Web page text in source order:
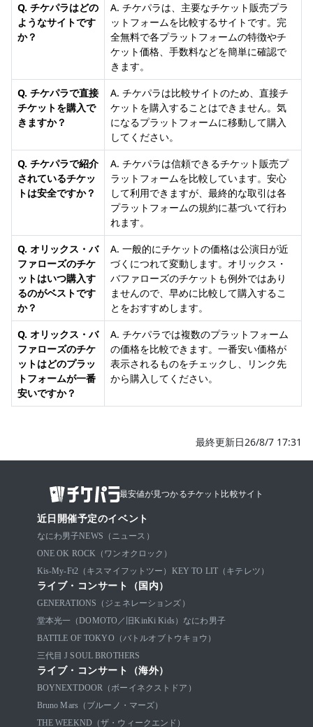
Q. チケパラはどの
ようなサイトです
か？
A. チケパラは、主要なチケット販売プラ
ットフォームを比較するサイトです。完
全無料で各プラットフォームの特徴やチ
ケット価格、手数料などを簡単に確認で
きます。
Q. チケパラで直接
チケットを購入で
きますか？
A. チケパラは比較サイトのため、直接チ
ケットを購入することはできません。気
になるプラットフォームに移動して購入
してください。
Q. チケパラで紹介
されているチケッ
トは安全ですか？
A. チケパラは信頼できるチケット販売プ
ラットフォームを比較しています。安心
して利用できますが、最終的な取引は各
プラットフォームの規約に基づいて行わ
れます。
Q. オリックス・バ
ファローズのチケ
ットはいつ購入す
るのがベストです
か？
A. 一般的にチケットの価格は公演日が近
づくにつれて変動します。オリックス・
バファローズのチケットも例外ではあり
ませんので、早めに比較して購入するこ
とをおすすめします。
Q. オリックス・バ
ファローズのチケ
ットはどのプラッ
トフォームが一番
安いですか？
A. チケパラでは複数のプラットフォーム
の価格を比較できます。一番安い価格が
表示されるものをチェックし、リンク先
から購入してください。
最終更新日26/8/7 17:31
最安値が見つかるチケット比較サイト
近日開催予定のイベント
なにわ男子NEWS（ニュース）
ONE OK ROCK（ワンオクロック）
Kis-My-Ft2（キスマイフットツー） KEY TO LIT（キテレツ）
ライブ・コンサート（国内）
GENERATIONS（ジェネレーションズ）
堂本光一（DOMOTO／旧KinKi Kids） なにわ男子
BATTLE OF TOKYO（バトルオブトウキョウ）
三代目 J SOUL BROTHERS
ライブ・コンサート（海外）
BOYNEXTDOOR（ボーイネクストドア）
Bruno Mars（ブルーノ・マーズ）
THE WEEKND（ザ・ウィークエンド）